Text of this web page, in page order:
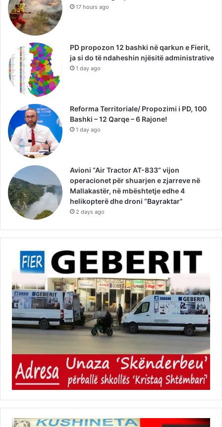
17 hours ago
PD propozon 12 bashki në qarkun e Fierit,
ja si do të ndaheshin njësitë administrative
1 day ago
Reforma Territoriale/ Propozimi i PD, 100
Bashki – 12 Qarqe – 6 Rajone!
1 day ago
Avioni “Air Tractor AT-833” vijon
operacionet për shuarjen e zjarreve në
Mallakastër, në mbështetje edhe 4
helikopterë dhe droni “Bayraktar”
2 days ago